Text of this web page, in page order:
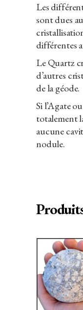
Les
sont dues
différentes
Le Quartz
d’autres
de la géode.
Si l’Agate
totalement
aucune
nodule.